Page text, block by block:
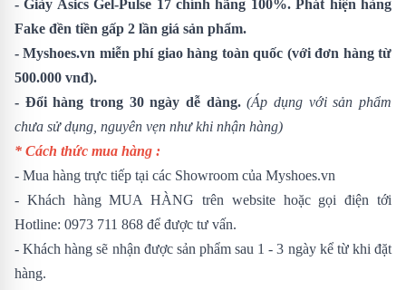
-Giày Asics Gel-Pulse 17chính hãng 100%. Phát hiện hàng
Fake đền tiền gấp 2 lần giá sản phẩm.
- Myshoes.vn miễn phí giao hàng toàn quốc (với đơn hàng từ
500.000 vnđ).
- Đổi hàng trong 30 ngày dễ dàng.(Áp dụng với sản phẩm
chưa sử dụng, nguyên vẹn như khi nhận hàng)
* Cách thức mua hàng :
- Mua hàng trực tiếp tại các Showroom của Myshoes.vn
- Khách hàng MUA HÀNG trên website hoặc gọi điện tới
Hotline: 0973 711 868 để được tư vấn.
- Khách hàng sẽ nhận được sản phẩm sau 1 - 3 ngày kể từ khi đặt
hàng.